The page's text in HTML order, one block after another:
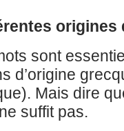
sont
d’origine
Mais dire
suffit pas.